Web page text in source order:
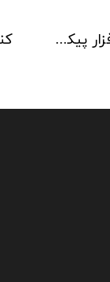
نرم افزار پیکربندی سیستم آدرس پذیر 2 Loop Explorer